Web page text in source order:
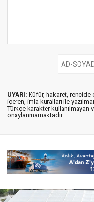
UYARI: Küfür, hakaret, rencide
içeren, imla kuralları ile
Türkçe karakter kullanılmayan
onaylanmamaktadır.